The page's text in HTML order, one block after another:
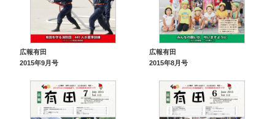
広報有田
2015年9月号
広報有田
2015年8月号